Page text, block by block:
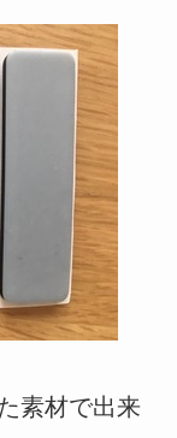
素材で出来